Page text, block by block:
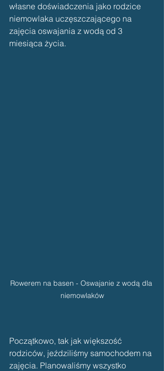
własne doświadczenia jako rodzice
niemowlaka uczęszczającego na
zajęcia oswajania z wodą od 3
miesiąca życia.
Rowerem na basen - Oswajanie z wodą dla
niemowlaków
Początkowo, tak jak większość
rodziców, jeździliśmy samochodem na
zajęcia. Planowaliśmy wszystko